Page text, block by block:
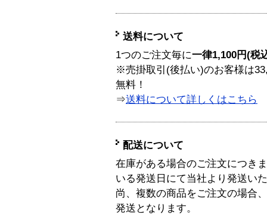
送料について
1つのご注文毎に一律1,100円(税
※売掛取引(後払い)のお客様は
無料！
⇒送料について詳しくはこちら
配送について
在庫がある場合のご注文につき
いる発送日にて当社より発送い
尚、複数の商品をご注文の場合
発送となります。